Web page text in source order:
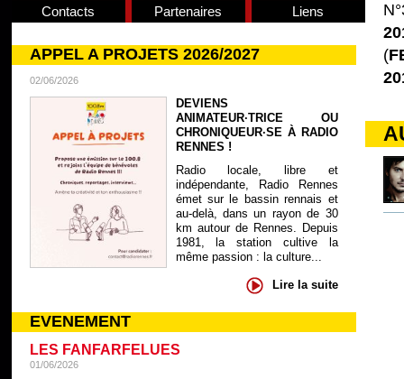
Contacts Partenaires Liens
APPEL A PROJETS 2026/2027
02/06/2026
DEVIENS
ANIMATEUR·TRICE OU
CHRONIQUEUR·SE À RADIO
RENNES !
Radio locale, libre et
indépendante, Radio Rennes
émet sur le bassin rennais et
au-delà, dans un rayon de 30
km autour de Rennes. Depuis
1981, la station cultive la
même passion : la culture...
Lire la suite
EVENEMENT
LES FANFARFELUES
01/06/2026
(